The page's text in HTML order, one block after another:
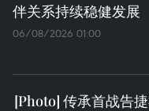
伴关系持续稳健发展
06/08/2026 01:00
传承首战告